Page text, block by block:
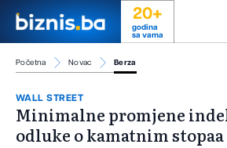
20+
godina
sa vama
Početna Novac Berza
WALL STREET
Minimalne promjene
odluke o kamatnim stopaa